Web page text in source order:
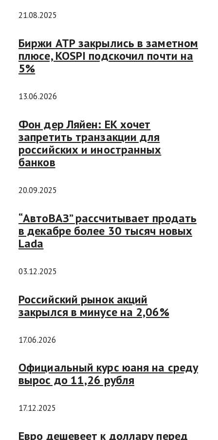
21.08.2025
Биржи АТР закрылись в заметном
плюсе, KOSPI подскочил почти на
5%
13.06.2026
Фон дер Ляйен: ЕК хочет
запретить транзакции для
российских и иностранных
банков
20.09.2025
“АвтоВАЗ” рассчитывает продать
в декабре более 30 тысяч новых
Lada
03.12.2025
Российский рынок акций
закрылся в минусе на 2,06%
17.06.2026
Официальный курс юаня на среду
вырос до 11,26 рубля
17.12.2025
Евро дешевеет к доллару перед